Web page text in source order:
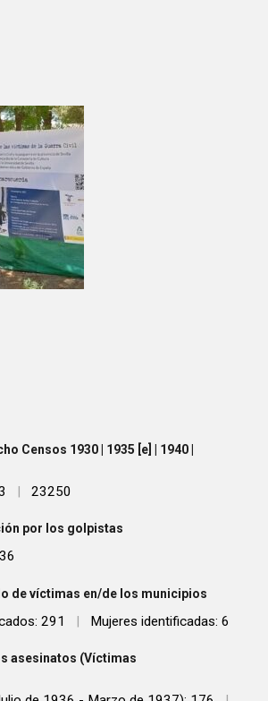
Censos 1930 | 1935 [e] | 1940 |
| 23250
por los golpistas
de víctimas en/de los municipios
291 | Mujeres identificadas: 6
asesinatos (Víctimas